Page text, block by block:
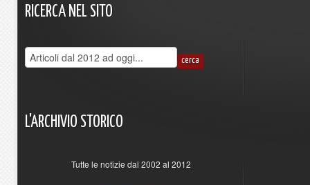
RICERCA NEL SITO
L'ARCHIVIO STORICO
Tutte le notizie dal 2002 al 2012